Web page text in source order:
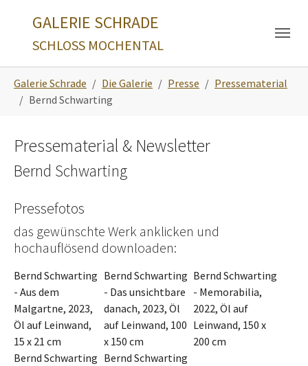
GALERIE SCHRADE
SCHLOSS MOCHENTAL
Galerie Schrade Die Galerie Presse
Pressematerial
Bernd Schwarting
Pressematerial & Newsletter
Bernd Schwarting
Pressefotos
das gewünschte Werk anklicken und
hochauflösend downloaden:
Bernd Schwarting
- Aus dem
Malgartne, 2023,
Öl auf Leinwand,
15 x 21 cm
Bernd Schwarting
- Das unsichtbare
danach, 2023, Öl
auf Leinwand, 100
x 150 cm
Bernd Schwarting
- Memorabilia,
2022, Öl auf
Leinwand, 150 x
200 cm
Bernd Schwarting Bernd Schwarting